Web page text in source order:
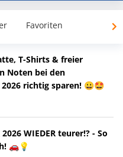
Favoriten
T-Shirts & freier
Noten bei den
richtig sparen! 😀🤩
WIEDER teurer!? - So
🚗💡